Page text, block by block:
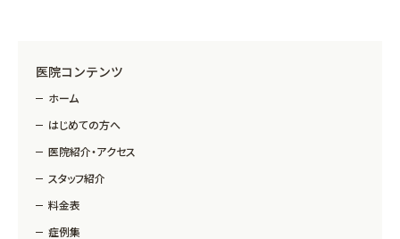
医院コンテンツ
ホーム
はじめての方へ
医院紹介・アクセス
スタッフ紹介
料金表
症例集